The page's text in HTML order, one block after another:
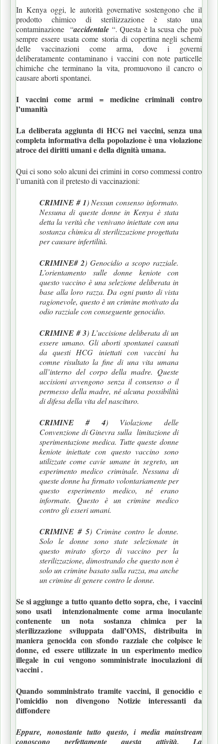
In Kenya oggi, le autorità governative sostengono che il
prodotto chimico di sterilizzazione è stato una
contaminazione “accidentale“. Questa è la scusa che può
sempre essere usata come storia di copertina negli schemi
delle vaccinazioni come arma, dove i governi
deliberatamente contaminano i vaccini con note particelle
chimiche che terminano la vita, promuovono il cancro o
causare aborti spontanei.
I vaccini come armi = medicine criminali contro
l’umanità
La deliberata aggiunta di HCG nei vaccini, senza una
completa informativa della popolazione è una violazione
atroce dei diritti umani e della dignità umana.
Qui ci sono solo alcuni dei crimini in corso commessi contro
l’umanità con il pretesto di vaccinazioni:
CRIMINE # 1) Nessun consenso informato.
Nessuna di queste donne in Kenya è stata
detta la verità che venivano iniettate con una
sostanza chimica di sterilizzazione progettata
per causare infertilità.
CRIMINE# 2) Genocidio a scopo razziale.
L’orientamento sulle donne keniote con
questo vaccino è una selezione deliberata in
base alla loro razza. Da ogni punto di vista
ragionevole, questo è un crimine motivato da
odio razziale con conseguente genocidio.
CRIMINE # 3) L’uccisione deliberata di un
essere umano. Gli aborti spontanei causati
da questi HCG iniettati con vaccini ha
comne risultato la fine di una vita umana
all’interno del corpo della madre. Queste
uccisioni avvengono senza il consenso o il
permesso della madre, né alcuna possibilità
di difesa della vita del nascituro.
CRIMINE # 4) Violazione delle
Convenzione di Ginevra sulla limitazione di
sperimentazione medica. Tutte queste donne
keniote iniettate con questo vaccino sono
utilizzate come cavie umane in segreto, un
esperimento medico criminale. Nessuna di
queste donne ha firmato volontariamente per
questo esperimento medico, né erano
informate. Questo è un crimine medico
contro gli esseri umani.
CRIMINE # 5) Crimine contro le donne.
Solo le donne sono state selezionate in
questo mirato sforzo di vaccino per la
sterilizzazione, dimostrando che questo non è
solo un crimine basato sulla razza, ma anche
un crimine di genere contro le donne.
Se si aggiunge a tutto quanto detto sopra, che, i vaccini
sono usati intenzionalmente come arma inoculante
contenente un nota sostanza chimica per la
sterilizzazione sviluppata dall’OMS, distribuita in
maniera genocida con sfondo razziale che colpisce le
donne, ed essere utilizzate in un esperimento medico
illegale in cui vengono somministrate inoculazioni di
vaccini .
Quando somministrato tramite vaccini, il genocidio e
l’omicidio non divengono Notizie interessanti da
diffondere
Eppure, nonostante tutto questo, i media mainstream
conoscono perfettamente questa attività. La